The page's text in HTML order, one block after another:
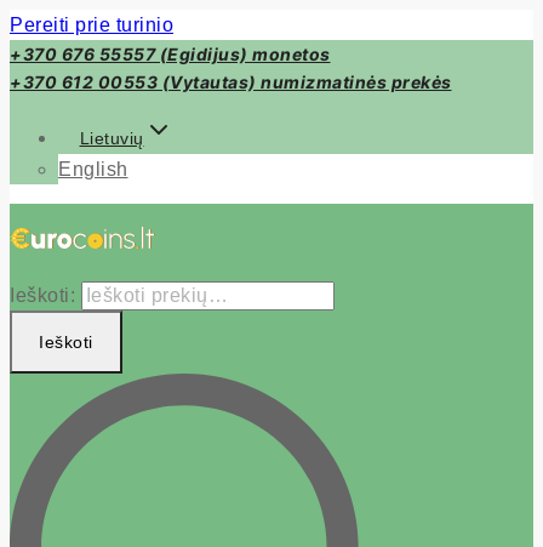
Pereiti prie turinio
+370 676 55557 (Egidijus) monetos
+370 612 00553 (Vytautas) numizmatinės prekės
Lietuvių
English
Ieškoti:
Ieškoti